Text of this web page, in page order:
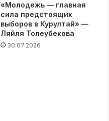
«Молодежь — главная
сила предстоящих
выборов в Курултай» —
Ляйля Толеубекова
30.07.2026